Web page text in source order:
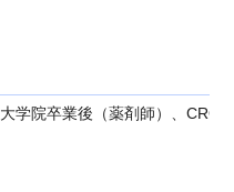
大学院卒業後（薬剤師）、CRO